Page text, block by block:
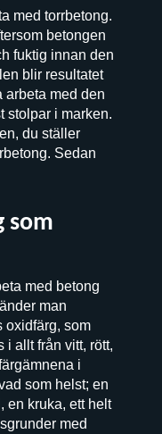
med torrbetong.
betongen
fuktig innan den
blir resultatet
arbeta med den
stolpar i marken.
du ställer
Sedan
som
med betong
man
oxidfärg, som
i allt från vitt, rött,
i
som helst; en
en kruka, ett helt
med